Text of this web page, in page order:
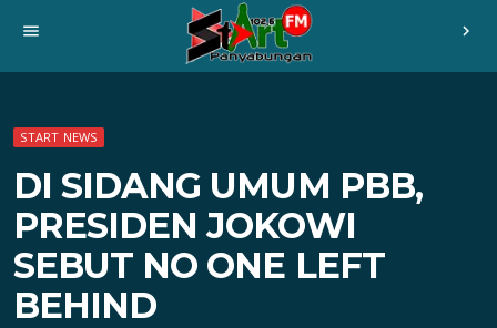
menu chevron_right
START NEWS
DI SIDANG UMUM PBB,
PRESIDEN JOKOWI
SEBUT NO ONE LEFT
BEHIND